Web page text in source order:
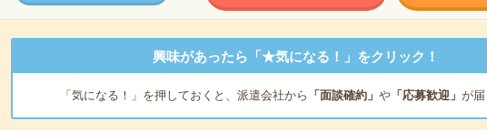
興味があったら「★気になる！」をクリック！
「気になる！」を押しておくと、派遣会社から 「面談確約」 や「応募歓迎」 が届